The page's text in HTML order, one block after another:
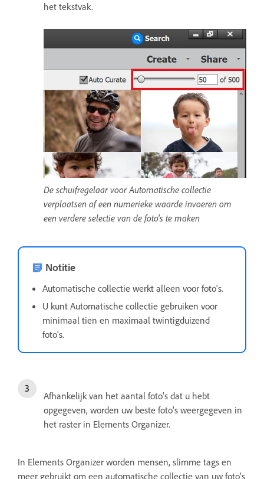
het tekstvak.
De schuifregelaar voor Automatische collectie
verplaatsen of een numerieke waarde invoeren om
een verdere selectie van de foto's te maken
Notitie
Automatische collectie werkt alleen voor foto's.
U kunt Automatische collectie gebruiken voor
minimaal tien en maximaal twintigduizend
foto's.
Afhankelijk van het aantal foto's dat u hebt
opgegeven, worden uw beste foto's weergegeven in
het raster in Elements Organizer.
In Elements Organizer worden mensen, slimme tags en
meer gebruikt om een automatische collectie van uw foto's